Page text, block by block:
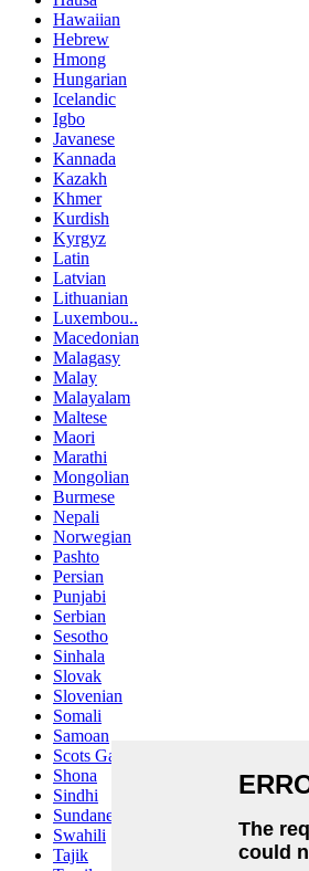
Hawaiian
Hebrew
Hmong
Hungarian
Icelandic
Igbo
Javanese
Kannada
Kazakh
Khmer
Kurdish
Kyrgyz
Latin
Latvian
Lithuanian
Luxembou..
Macedonian
Malagasy
Malay
Malayalam
Maltese
Maori
Marathi
Mongolian
Burmese
Nepali
Norwegian
Pashto
Persian
Punjabi
Serbian
Sesotho
Sinhala
Slovak
Slovenian
Somali
Samoan
Scots Gaelic
Shona
Sindhi
Sundanese
Swahili
Tajik